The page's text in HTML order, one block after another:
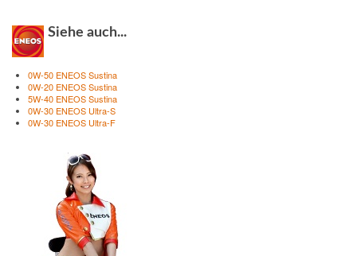
Siehe auch...
0W-50 ENEOS Sustina
0W-20 ENEOS Sustina
5W-40 ENEOS Sustina
0W-30 ENEOS Ultra-S
0W-30 ENEOS Ultra-F